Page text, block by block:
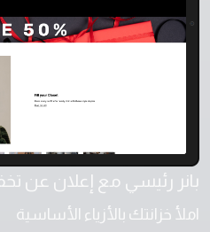
بانر رئيسي مع إعلان عن
املأ خزانتك بالأزياء الأساسية